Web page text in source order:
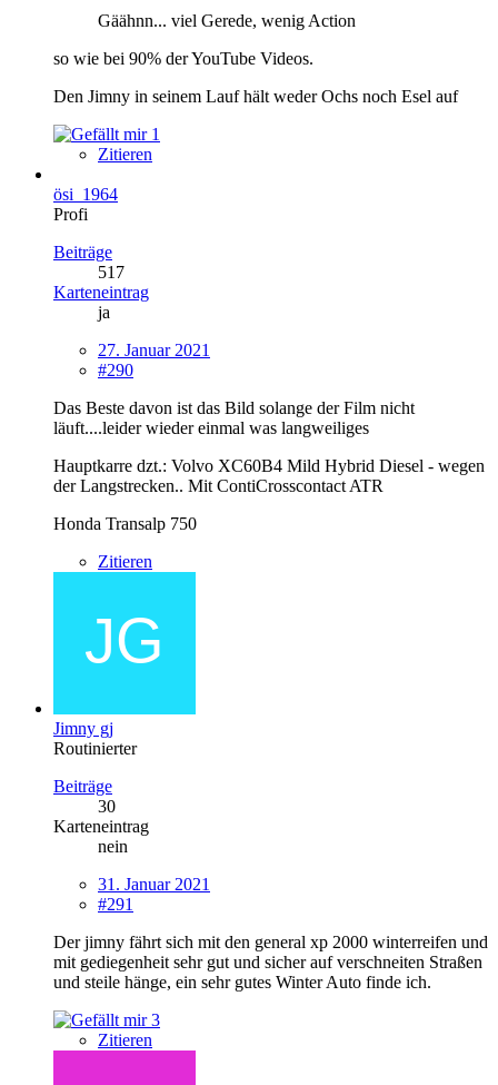
Gäähnn... viel Gerede, wenig Action
so wie bei 90% der YouTube Videos.
Den Jimny in seinem Lauf hält weder Ochs noch Esel auf
1
Zitieren
ösi_1964
Profi
Beiträge
517
Karteneintrag
ja
27. Januar 2021
#290
Das Beste davon ist das Bild solange der Film nicht
läuft....leider wieder einmal was langweiliges
Hauptkarre dzt.: Volvo XC60B4 Mild Hybrid Diesel - wegen
der Langstrecken.. Mit ContiCrosscontact ATR
Honda Transalp 750
Zitieren
Jimny gj
Routinierter
Beiträge
30
Karteneintrag
nein
31. Januar 2021
#291
Der jimny fährt sich mit den general xp 2000 winterreifen und
mit gediegenheit sehr gut und sicher auf verschneiten Straßen
und steile hänge, ein sehr gutes Winter Auto finde ich.
3
Zitieren